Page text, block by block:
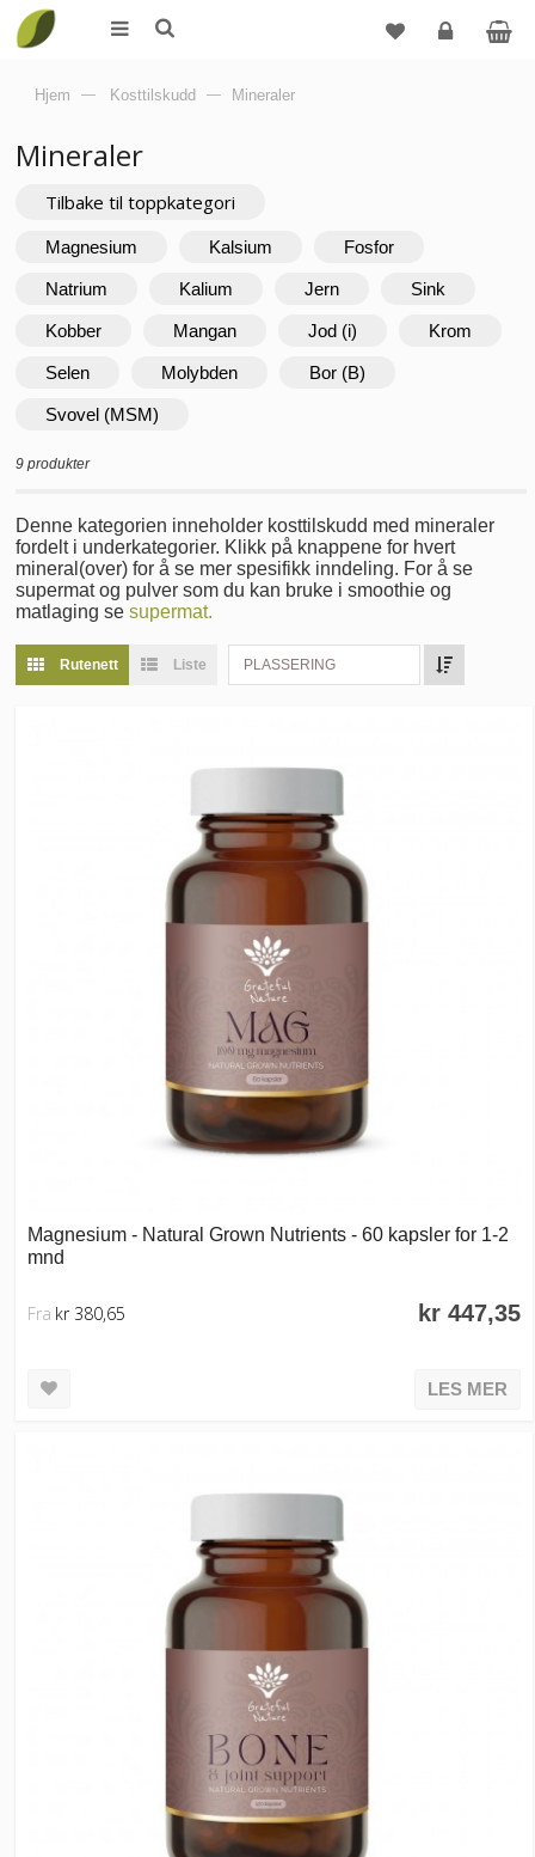
Hjem — Kosttilskudd — Mineraler
Mineraler
Tilbake til toppkategori
Magnesium Kalsium Fosfor
Natrium Kalium Jern Sink
Kobber Mangan Jod (i) Krom
Selen Molybden Bor (B)
Svovel (MSM)
9 produkter
Denne kategorien inneholder kosttilskudd med mineraler
fordelt i underkategorier. Klikk på knappene for hvert
mineral(over) for å se mer spesifikk inndeling. For å se
supermat og pulver som du kan bruke i smoothie og
matlaging se supermat.
Rutenett Liste PLASSERING
Magnesium - Natural Grown Nutrients - 60 kapsler for 1-2
mnd
kr 447,35
Fra kr 380,65
LES MER